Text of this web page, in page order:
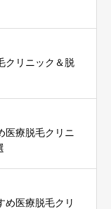
クリニック＆脱
医療脱毛クリニ
め医療脱毛クリ